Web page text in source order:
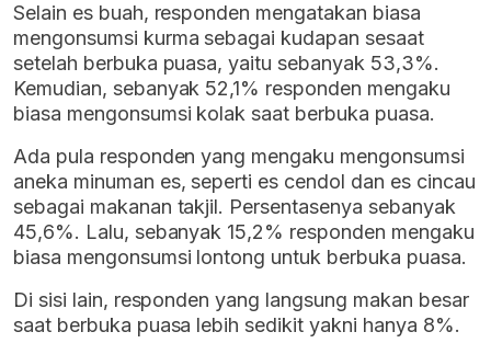
Selain es buah, responden mengatakan biasa
mengonsumsi kurma sebagai kudapan sesaat
setelah berbuka puasa, yaitu sebanyak 53,3%.
Kemudian, sebanyak 52,1% responden mengaku
biasa mengonsumsi kolak saat berbuka puasa.
Ada pula responden yang mengaku mengonsumsi
aneka minuman es, seperti es cendol dan es cincau
sebagai makanan takjil. Persentasenya sebanyak
45,6%. Lalu, sebanyak 15,2% responden mengaku
biasa mengonsumsi lontong untuk berbuka puasa.
Di sisi lain, responden yang langsung makan besar
saat berbuka puasa lebih sedikit yakni hanya 8%.